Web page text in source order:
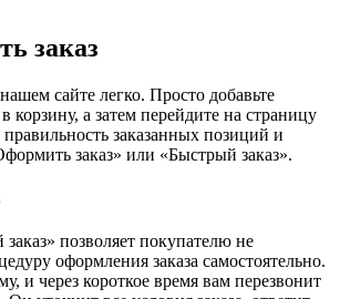
заказ
сайте легко. Просто добавьте
корзину, а затем перейдите на страницу
заказанных позиций и
заказ» или «Быстрый заказ».
позволяет покупателю не
оформления заказа самостоятельно.
и через короткое время вам перезвонит